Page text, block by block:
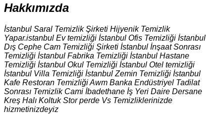
Hakkımızda
İstanbul Saral Temizlik Şirketi Hijyenik Temizlik
Yapar.istanbul Ev temizliği İstanbul Ofis Temizliği İstanbul
Dış Cephe Cam Temizliği Şirketi İstanbul İnşaat Sonrası
Temizliği İstanbul Fabrika Temizliği İstanbul Hastane
Temizliği İstanbul Okul Temizliği İstanbul Otel temizliği
İstanbul Villa Temizliği İstanbul Zemin Temizliği İstanbul
Kafe Restoran Temizliği Awm Banka Endüstriyel Tadilat
Sonrası Temizlik Cami İbadethane İş Yeri Daire Dersane
Kreş Halı Koltuk Stor perde Vs Temizliklerinizde
hizmetinizdeyiz